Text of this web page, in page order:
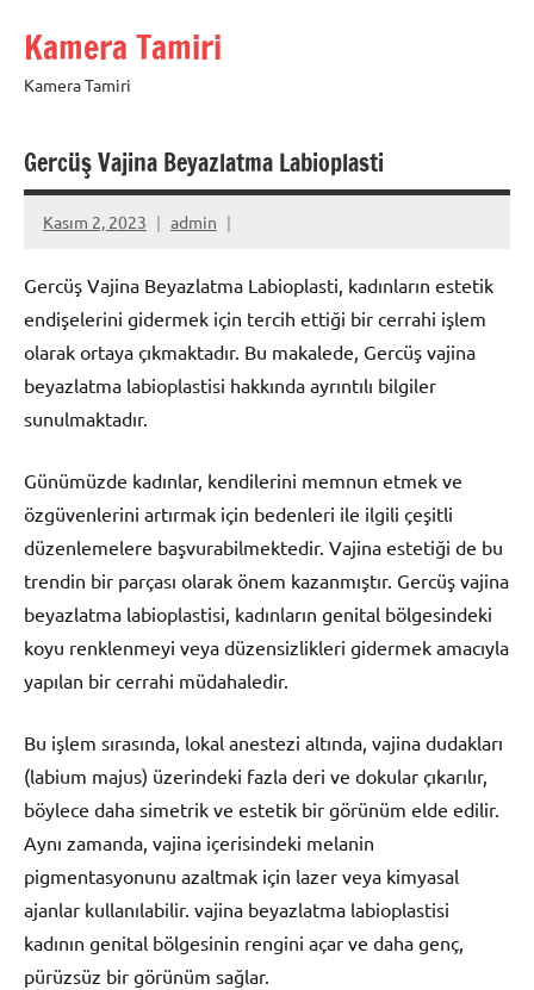
Kamera Tamiri
Kamera Tamiri
Gercüş Vajina Beyazlatma Labioplasti
Kasım 2, 2023 admin
Gercüş Vajina Beyazlatma Labioplasti, kadınların estetik
endişelerini gidermek için tercih ettiği bir cerrahi işlem
olarak ortaya çıkmaktadır. Bu makalede, Gercüş vajina
beyazlatma labioplastisi hakkında ayrıntılı bilgiler
sunulmaktadır.
Günümüzde kadınlar, kendilerini memnun etmek ve
özgüvenlerini artırmak için bedenleri ile ilgili çeşitli
düzenlemelere başvurabilmektedir. Vajina estetiği de bu
trendin bir parçası olarak önem kazanmıştır. Gercüş vajina
beyazlatma labioplastisi, kadınların genital bölgesindeki
koyu renklenmeyi veya düzensizlikleri gidermek amacıyla
yapılan bir cerrahi müdahaledir.
Bu işlem sırasında, lokal anestezi altında, vajina dudakları
(labium majus) üzerindeki fazla deri ve dokular çıkarılır,
böylece daha simetrik ve estetik bir görünüm elde edilir.
Aynı zamanda, vajina içerisindeki melanin
pigmentasyonunu azaltmak için lazer veya kimyasal
ajanlar kullanılabilir. vajina beyazlatma labioplastisi
kadının genital bölgesinin rengini açar ve daha genç,
pürüzsüz bir görünüm sağlar.